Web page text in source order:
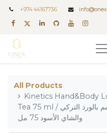
+974 44167736
All Products
Kinetics Hand&Body
Tea 75 ml / لوشن كينيتيكس لليدين والجسم بالورد التركي
والشاي الأسود 75 مل